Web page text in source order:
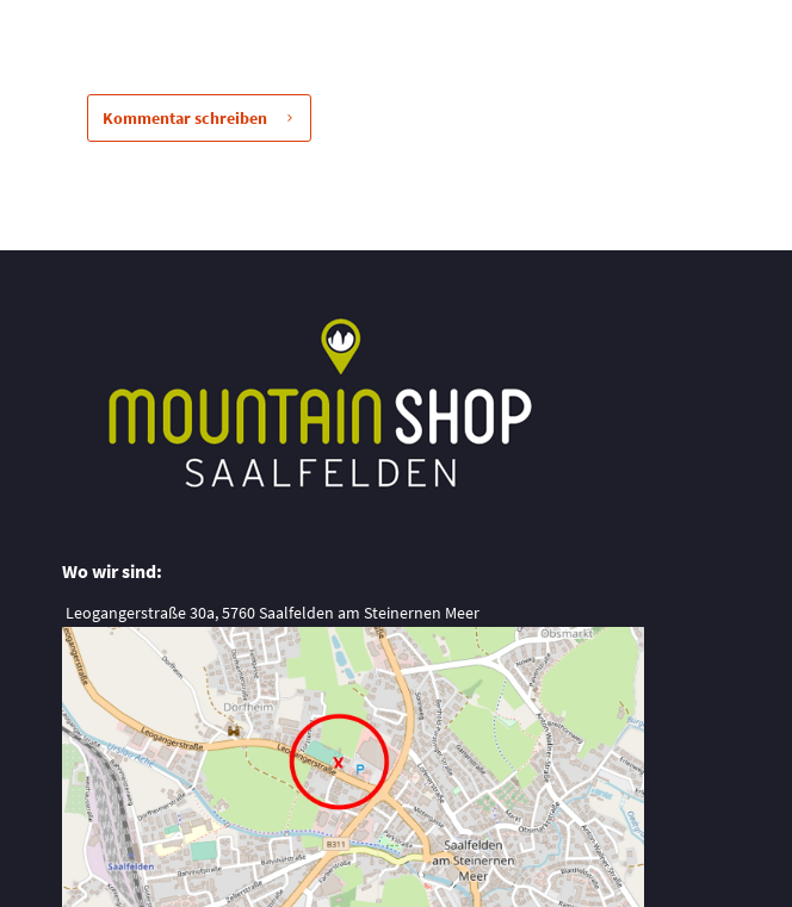
Kommentar schreiben
Wo wir sind:
Leogangerstraße 30a, 5760 Saalfelden am Steinernen Meer